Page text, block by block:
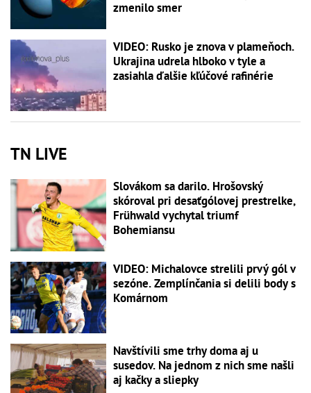
zmenilo smer
VIDEO: Rusko je znova v plameňoch.
Ukrajina udrela hlboko v tyle a
zasiahla ďalšie kľúčové rafinérie
TN LIVE
Slovákom sa darilo. Hrošovský
skóroval pri desaťgólovej prestrelke,
Frühwald vychytal triumf
Bohemiansu
VIDEO: Michalovce strelili prvý gól v
sezóne. Zemplínčania si delili body s
Komárnom
Navštívili sme trhy doma aj u
susedov. Na jednom z nich sme našli
aj kačky a sliepky